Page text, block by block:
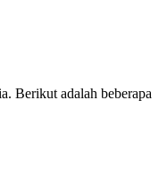
Berikut adalah beberapa